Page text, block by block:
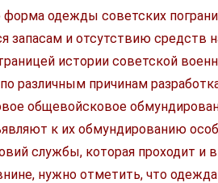
форма одежды советских
запасам и отсутствию
истории советской
различным причинам
общевойсковое
к их обмундированию
службы, которая проходит
нужно отметить, что